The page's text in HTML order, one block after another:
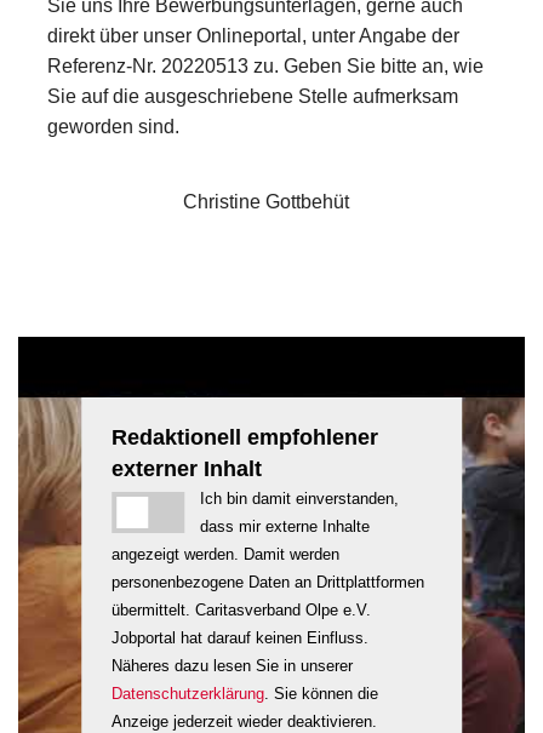
Sie uns Ihre Bewerbungsunterlagen, gerne auch
direkt über unser Onlineportal, unter Angabe der
Referenz-Nr. 20220513 zu. Geben Sie bitte an, wie
Sie auf die ausgeschriebene Stelle aufmerksam
geworden sind.
Christine Gottbehüt
Redaktionell empfohlener
externer Inhalt
Ich bin damit einverstanden,
dass mir externe Inhalte
angezeigt werden. Damit werden
personenbezogene Daten an Drittplattformen
übermittelt. Caritasverband Olpe e.V.
Jobportal hat darauf keinen Einfluss.
Näheres dazu lesen Sie in unserer
Datenschutzerklärung. Sie können die
Anzeige jederzeit wieder deaktivieren.